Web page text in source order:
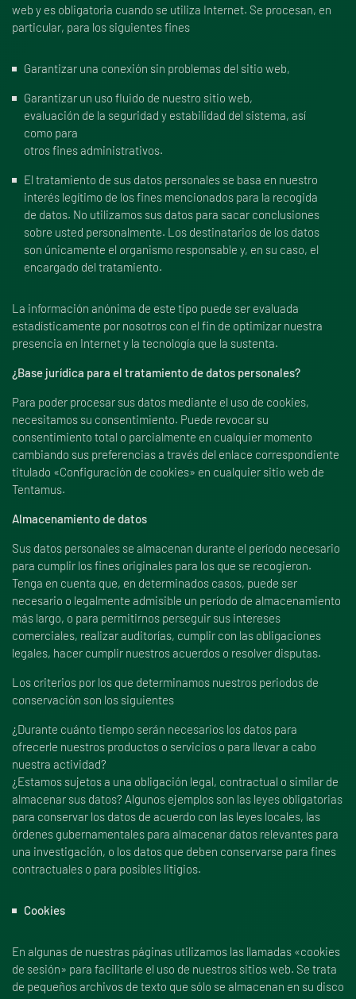
web y es obligatoria cuando se utiliza Internet. Se procesan, en
particular, para los siguientes fines
Garantizar una conexión sin problemas del sitio web,
Garantizar un uso fluido de nuestro sitio web,
evaluación de la seguridad y estabilidad del sistema, así
como para
otros fines administrativos.
El tratamiento de sus datos personales se basa en nuestro
interés legítimo de los fines mencionados para la recogida
de datos. No utilizamos sus datos para sacar conclusiones
sobre usted personalmente. Los destinatarios de los datos
son únicamente el organismo responsable y, en su caso, el
encargado del tratamiento.
La información anónima de este tipo puede ser evaluada
estadísticamente por nosotros con el fin de optimizar nuestra
presencia en Internet y la tecnología que la sustenta.
¿Base jurídica para el tratamiento de datos personales?
Para poder procesar sus datos mediante el uso de cookies,
necesitamos su consentimiento. Puede revocar su
consentimiento total o parcialmente en cualquier momento
cambiando sus preferencias a través del enlace correspondiente
titulado «Configuración de cookies» en cualquier sitio web de
Tentamus.
Almacenamiento de datos
Sus datos personales se almacenan durante el período necesario
para cumplir los fines originales para los que se recogieron.
Tenga en cuenta que, en determinados casos, puede ser
necesario o legalmente admisible un período de almacenamiento
más largo, o para permitirnos perseguir sus intereses
comerciales, realizar auditorías, cumplir con las obligaciones
legales, hacer cumplir nuestros acuerdos o resolver disputas.
Los criterios por los que determinamos nuestros periodos de
conservación son los siguientes
¿Durante cuánto tiempo serán necesarios los datos para
ofrecerle nuestros productos o servicios o para llevar a cabo
nuestra actividad?
¿Estamos sujetos a una obligación legal, contractual o similar de
almacenar sus datos? Algunos ejemplos son las leyes obligatorias
para conservar los datos de acuerdo con las leyes locales, las
órdenes gubernamentales para almacenar datos relevantes para
una investigación, o los datos que deben conservarse para fines
contractuales o para posibles litigios.
Cookies
En algunas de nuestras páginas utilizamos las llamadas «cookies
de sesión» para facilitarle el uso de nuestros sitios web. Se trata
de pequeños archivos de texto que sólo se almacenan en su disco